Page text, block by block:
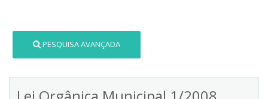
PESQUISA AVANÇADA